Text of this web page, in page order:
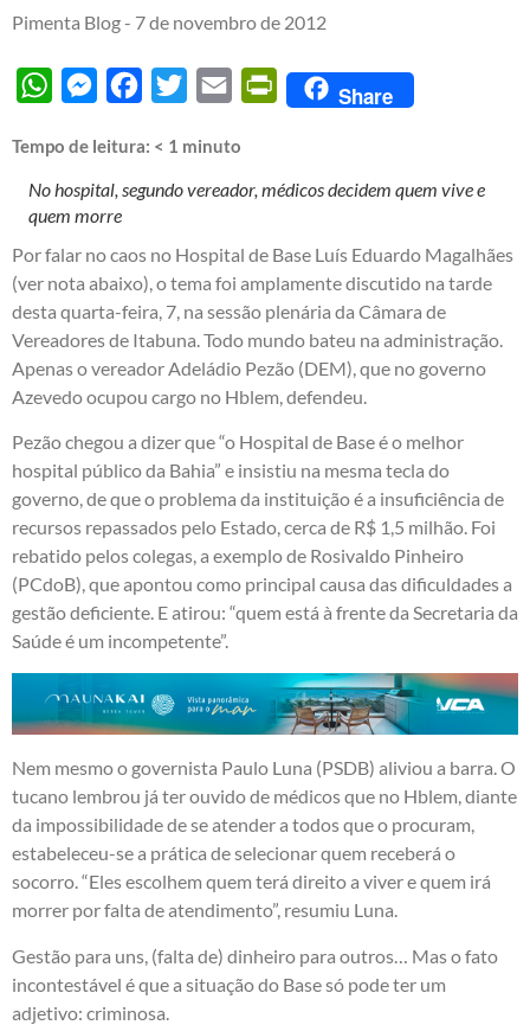
Pimenta Blog - 7 de novembro de 2012
WhatsAppMessengerFacebook
Twitter Email PrintFriendly
Share
Tempo de leitura: < 1 minuto
No hospital, segundo vereador, médicos decidem quem vive e
quem morre
Por falar no caos no Hospital de Base Luís Eduardo Magalhães
(ver nota abaixo), o tema foi amplamente discutido na tarde
desta quarta-feira, 7, na sessão plenária da Câmara de
Vereadores de Itabuna. Todo mundo bateu na administração.
Apenas o vereador Adeládio Pezão (DEM), que no governo
Azevedo ocupou cargo no Hblem, defendeu.
Pezão chegou a dizer que “o Hospital de Base é o melhor
hospital público da Bahia” e insistiu na mesma tecla do
governo, de que o problema da instituição é a insuficiência de
recursos repassados pelo Estado, cerca de R$ 1,5 milhão. Foi
rebatido pelos colegas, a exemplo de Rosivaldo Pinheiro
(PCdoB), que apontou como principal causa das dificuldades a
gestão deficiente. E atirou: “quem está à frente da Secretaria da
Saúde é um incompetente”.
Nem mesmo o governista Paulo Luna (PSDB) aliviou a barra. O
tucano lembrou já ter ouvido de médicos que no Hblem, diante
da impossibilidade de se atender a todos que o procuram,
estabeleceu-se a prática de selecionar quem receberá o
socorro. “Eles escolhem quem terá direito a viver e quem irá
morrer por falta de atendimento”, resumiu Luna.
Gestão para uns, (falta de) dinheiro para outros… Mas o fato
incontestável é que a situação do Base só pode ter um
adjetivo: criminosa.